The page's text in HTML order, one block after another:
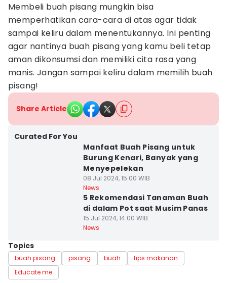
Membeli buah pisang mungkin bisa
memperhatikan cara-cara di atas agar tidak
sampai keliru dalam menentukannya. Ini penting
agar nantinya buah pisang yang kamu beli tetap
aman dikonsumsi dan memiliki cita rasa yang
manis. Jangan sampai keliru dalam memilih buah
pisang!
Share Article
Curated For You
Manfaat Buah Pisang untuk
Burung Kenari, Banyak yang
Menyepelekan
08 Jul 2024, 15:00 WIB
News
5 Rekomendasi Tanaman Buah
di dalam Pot saat Musim Panas
15 Jul 2024, 14:00 WIB
News
Topics
buah pisang pisang buah
tips makanan
Educate me